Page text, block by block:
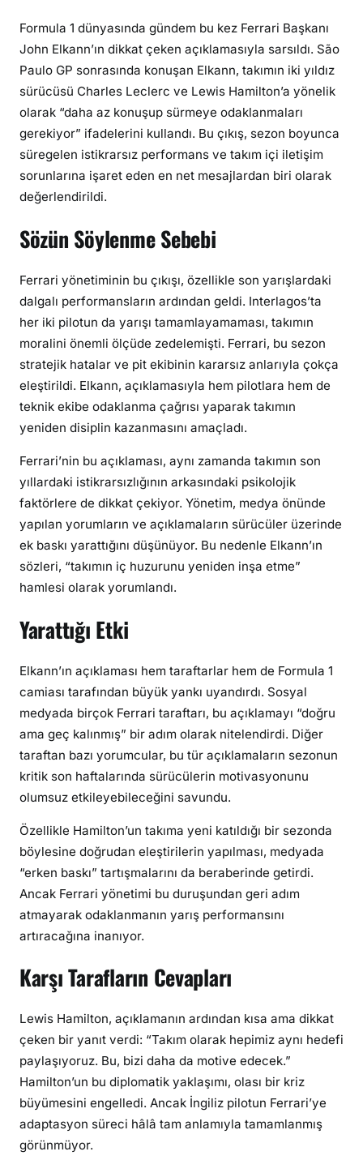
n
d
a
z
k
o
ş
p
s
ü
r
m
y
e
o
l
a
n
m
a
i
ç
Formula 1 dünyasında gündem bu kez Ferrari Başkanı
John Elkann’ın dikkat çeken açıklamasıyla sarsıldı. São
Paulo GP sonrasında konuşan Elkann, takımın iki yıldız
sürücüsü Charles Leclerc ve Lewis Hamilton’a yönelik
olarak “daha az konuşup sürmeye odaklanmaları
gerekiyor” ifadelerini kullandı. Bu çıkış, sezon boyunca
süregelen istikrarsız performans ve takım içi iletişim
sorunlarına işaret eden en net mesajlardan biri olarak
değerlendirildi.
Sözün Söylenme Sebebi
Ferrari yönetiminin bu çıkışı, özellikle son yarışlardaki
dalgalı performansların ardından geldi. Interlagos’ta
her iki pilotun da yarışı tamamlayamaması, takımın
moralini önemli ölçüde zedelemişti. Ferrari, bu sezon
stratejik hatalar ve pit ekibinin kararsız anlarıyla çokça
eleştirildi. Elkann, açıklamasıyla hem pilotlara hem de
teknik ekibe odaklanma çağrısı yaparak takımın
yeniden disiplin kazanmasını amaçladı.
Ferrari’nin bu açıklaması, aynı zamanda takımın son
yıllardaki istikrarsızlığının arkasındaki psikolojik
faktörlere de dikkat çekiyor. Yönetim, medya önünde
yapılan yorumların ve açıklamaların sürücüler üzerinde
ek baskı yarattığını düşünüyor. Bu nedenle Elkann’ın
sözleri, “takımın iç huzurunu yeniden inşa etme”
hamlesi olarak yorumlandı.
Yarattığı Etki
Elkann’ın açıklaması hem taraftarlar hem de Formula 1
camiası tarafından büyük yankı uyandırdı. Sosyal
medyada birçok Ferrari taraftarı, bu açıklamayı “doğru
ama geç kalınmış” bir adım olarak nitelendirdi. Diğer
taraftan bazı yorumcular, bu tür açıklamaların sezonun
kritik son haftalarında sürücülerin motivasyonunu
olumsuz etkileyebileceğini savundu.
Özellikle Hamilton’un takıma yeni katıldığı bir sezonda
böylesine doğrudan eleştirilerin yapılması, medyada
“erken baskı” tartışmalarını da beraberinde getirdi.
Ancak Ferrari yönetimi bu duruşundan geri adım
atmayarak odaklanmanın yarış performansını
artıracağına inanıyor.
Karşı Tarafların Cevapları
Lewis Hamilton, açıklamanın ardından kısa ama dikkat
çeken bir yanıt verdi: “Takım olarak hepimiz aynı hedefi
paylaşıyoruz. Bu, bizi daha da motive edecek.”
Hamilton’un bu diplomatik yaklaşımı, olası bir kriz
büyümesini engelledi. Ancak İngiliz pilotun Ferrari’ye
adaptasyon süreci hâlâ tam anlamıyla tamamlanmış
görünmüyor.